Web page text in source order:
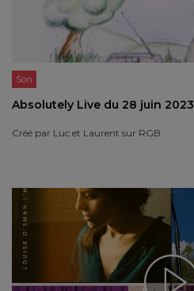
Son
Absolutely Live du 28 juin 2023
Créé par Luc et Laurent sur RGB